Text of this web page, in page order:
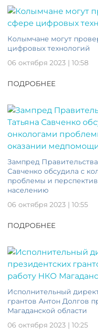
Колымчане могут
цифровых технологий
06 октября 2023 | 10:58
ПОДРОБНЕЕ
Зампред
Савченко обсудила с
проблемы и
населению
06 октября 2023 | 10:55
ПОДРОБНЕЕ
Исполнительный
грантов Антон Долгов
Магаданской области
06 октября 2023 | 10:25